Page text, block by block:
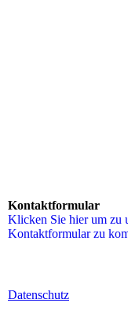
Kontaktformular
Klicken Sie hier um zu
Kon­takt­for­mu­lar zu
Datenschutz